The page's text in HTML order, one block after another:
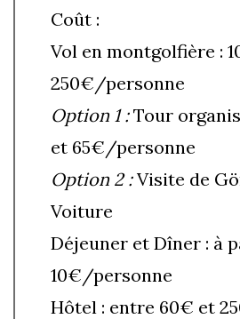
Coût :
Vol en montgolfière :
250€/personne
Option 1 :Tour
et 65€/personne
Option 2 :Visite de
Voiture
Déjeuner et Dîner : à
10€/personne
Hôtel : entre 60€ et